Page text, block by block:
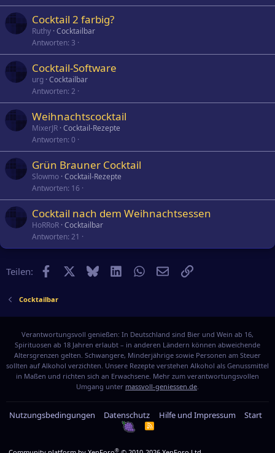
Cocktail 2 farbig?
Ruthy Cocktailbar
Antworten 3
Cocktail-Software
urg Cocktailbar
Antworten 2
Weihnachtscocktail
MixerJR Cocktail-Rezepte
Antworten 0
Grün Brauner Cocktail
Slowmo Cocktail-Rezepte
Antworten 16
Cocktail nach dem Weihnachtsessen
HoRRoR Cocktailbar
Antworten 21
Teilen: Facebook BlueskyLinkedInWhatsApp
E-MailLink
Cocktailbar
Verantwortungsvoll genießen: In Deutschland sind Bier und Wein ab 16,
Spirituosen ab 18 Jahren erlaubt – in anderen Ländern können abweichende
Altersgrenzen gelten. Schwangere, Minderjährige sowie Personen am Steuer
sollten auf Alkohol verzichten. Unsere Rezepte verstehen Alkohol als Genussmittel
in Maßen und richten sich an Erwachsene. Mehr zum verantwortungsvollen
Umgang unter massvoll-geniessen.de
Nutzungsbedingungen Datenschutz Hilfe und Impressum Start
R
®